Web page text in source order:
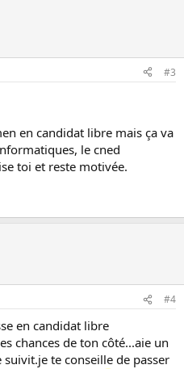
#3
en candidat libre mais ça va
le cned
toi et reste motivée.
#4
en candidat libre
chances de ton côté...aie un
te conseille de passer